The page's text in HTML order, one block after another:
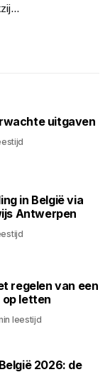
uitgaven
in België via
Antwerpen
regelen van een
letten
leestijd
2026: de